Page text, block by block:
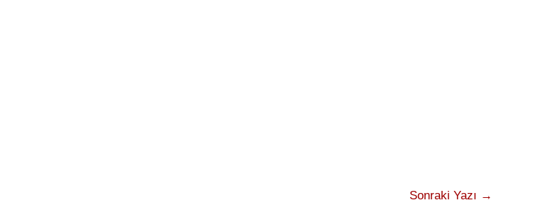
Sonraki Yazı →